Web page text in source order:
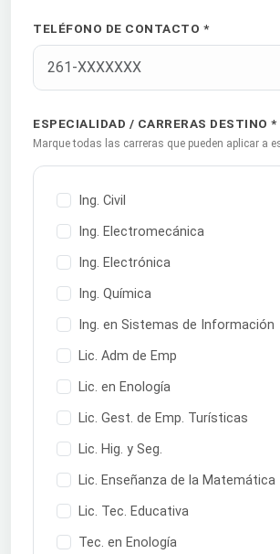
TELÉFONO DE CONTACTO *
ESPECIALIDAD / CARRERAS DESTINO *
Marque todas las carreras que pueden aplicar a
Ing. Civil
Ing. Electromecánica
Ing. Electrónica
Ing. Química
Ing. en Sistemas de Información
Lic. Adm de Emp
Lic. en Enología
Lic. Gest. de Emp. Turísticas
Lic. Hig. y Seg.
Lic. Enseñanza de la Matemática
Lic. Tec. Educativa
Tec. en Enología